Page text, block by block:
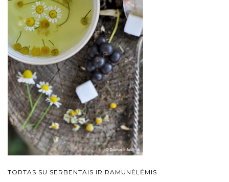
TORTAS SU SERBENTAIS IR RAMUNĖLĖMIS